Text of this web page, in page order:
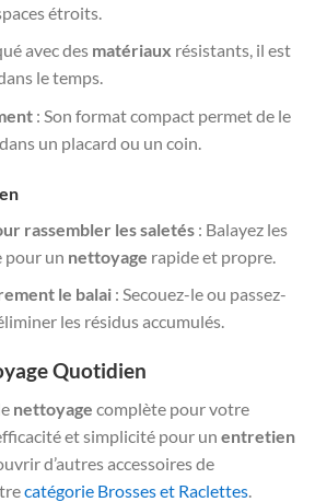
étroits.
avec des matériaux résistants, il est
le temps.
: Son format compact permet de le
un placard ou un coin.
rassembler les saletés: Balayez les
pour un nettoyage rapide et propre.
le balai: Secouez-le ou passez-
les résidus accumulés.
Quotidien
nettoyage complète pour votre
et simplicité pour un entretien
d’autres accessoires de
catégorie Brosses et Raclettes